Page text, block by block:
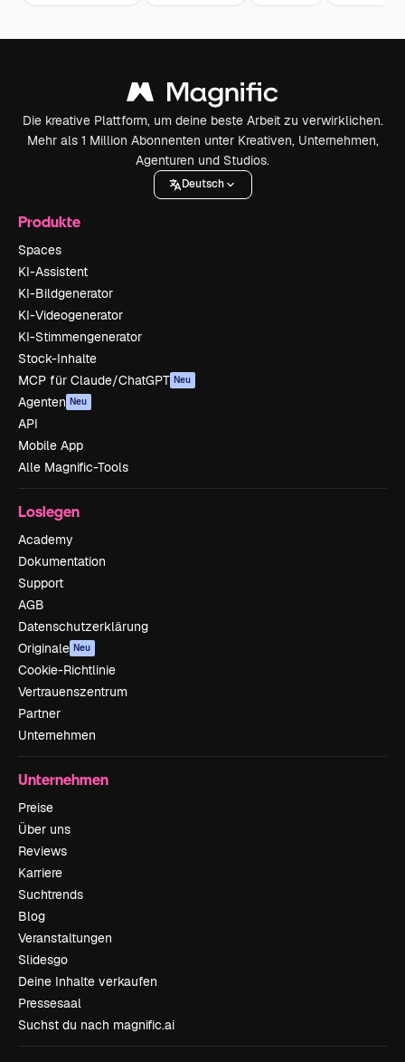
Die kreative Plattform, um deine beste Arbeit zu verwirklichen.
Mehr als 1 Million Abonnenten unter Kreativen, Unternehmen,
Agenturen und Studios.
Deutsch
Produkte
Spaces
KI-Assistent
KI-Bildgenerator
KI-Videogenerator
KI-Stimmengenerator
Stock-Inhalte
MCP für Claude/ChatGPT Neu
Agenten Neu
API
Mobile App
Alle Magnific-Tools
Loslegen
Academy
Dokumentation
Support
AGB
Datenschutzerklärung
Originale Neu
Cookie-Richtlinie
Vertrauenszentrum
Partner
Unternehmen
Unternehmen
Preise
Über uns
Reviews
Karriere
Suchtrends
Blog
Veranstaltungen
Slidesgo
Deine Inhalte verkaufen
Pressesaal
Suchst du nach magnific.ai